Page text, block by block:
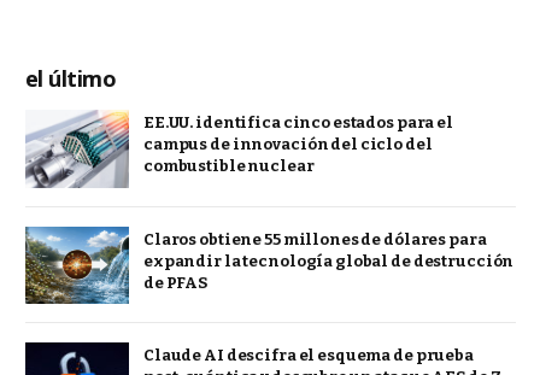
el último
EE.UU. identifica cinco estados para el
campus de innovación del ciclo del
combustible nuclear
Claros obtiene 55 millones de dólares para
expandir la tecnología global de destrucción
de PFAS
Claude AI descifra el esquema de prueba